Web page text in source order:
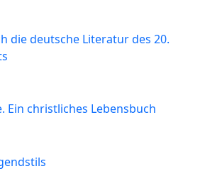
die deutsche Literatur des 20.
Ein christliches Lebensbuch